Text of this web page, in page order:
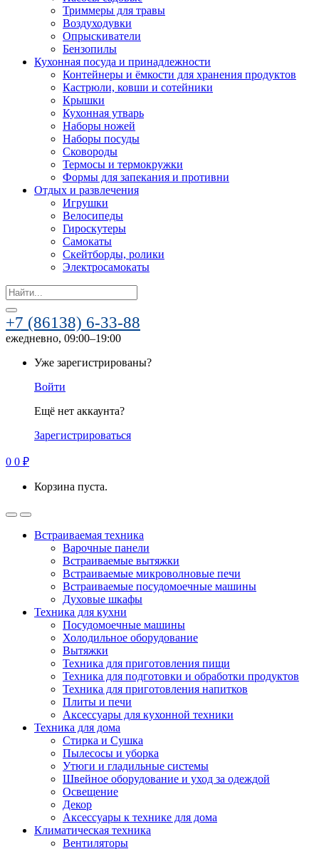
Триммеры для травы
Воздуходувки
Опрыскиватели
Бензопилы
Кухонная посуда и принадлежности
Контейнеры и ёмкости для хранения продуктов
Кастрюли, ковши и сотейники
Крышки
Кухонная утварь
Наборы ножей
Наборы посуды
Сковороды
Термосы и термокружки
Формы для запекания и противни
Отдых и развлечения
Игрушки
Велосипеды
Гироскутеры
Самокаты
Скейтборды, ролики
Электросамокаты
Search
for:
+7 (86138) 6-33-88
ежедневно, 09:00–19:00
Уже зарегистрированы?
Войти
Ещё нет аккаунта?
Зарегистрироваться
0 0 ₽
Корзина пуста.
Встраиваемая техника
Варочные панели
Встраиваемые вытяжки
Встраиваемые микроволновые печи
Встраиваемые посудомоечные машины
Духовые шкафы
Техника для кухни
Посудомоечные машины
Холодильное оборудование
Вытяжки
Техника для приготовления пищи
Техника для подготовки и обработки продуктов
Техника для приготовления напитков
Плиты и печи
Аксессуары для кухонной техники
Техника для дома
Стирка и Сушка
Пылесосы и уборка
Утюги и гладильные системы
Швейное оборудование и уход за одеждой
Освещение
Декор
Аксессуары к технике для дома
Климатическая техника
Вентиляторы